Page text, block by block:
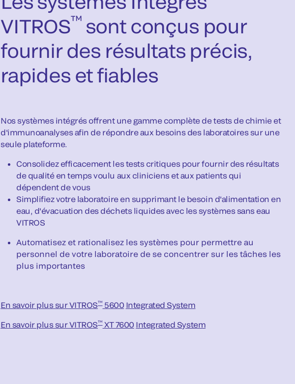
VITROS™sont conçus pour
fournir des résultats précis,
rapides et fiables
Nos systèmes intégrés offrent une gamme complète de tests de chimie et
d'immunoanalyses afin de répondre aux besoins des laboratoires sur une
seule plateforme.
Consolidez efficacement les tests critiques pour fournir des résultats
de qualité en temps voulu aux cliniciens et aux patients qui
dépendent de vous
Simplifiez votre laboratoire en supprimant le besoin d'alimentation en
eau, d'évacuation des déchets liquides avec les systèmes sans eau
VITROS
Automatisez et rationalisez les systèmes pour permettre au
personnel de votre laboratoire de se concentrer sur les tâches les
plus importantes
En savoir plus sur VITROS™5600 Integrated System
En savoir plus sur VITROS™XT 7600 Integrated System